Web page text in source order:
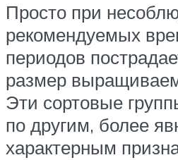
Просто при
рекомендуемых
периодов
размер
Эти сортовые
по другим, более
характерным